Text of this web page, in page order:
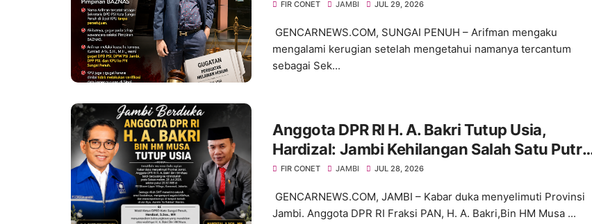
ke PN Sungai Penuh.
FIR CONET JAMBI JUL 29, 2026
GENCARNEWS.COM, SUNGAI PENUH – Arifman mengaku
mengalami kerugian setelah mengetahui namanya tercantum
sebagai Sek...
Anggota DPR RI H. A. Bakri Tutup Usia,
Hardizal: Jambi Kehilangan Salah Satu Putra
Terbaik
FIR CONET JAMBI JUL 28, 2026
GENCARNEWS.COM, JAMBI – Kabar duka menyelimuti Provinsi
Jambi. Anggota DPR RI Fraksi PAN, H. A. Bakri,Bin HM Musa ...